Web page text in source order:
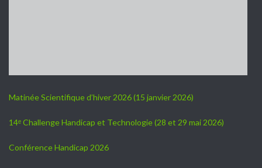
Matinée Scientifique d’hiver 2026 (15 janvier 2026)
14ᵉ Challenge Handicap et Technologie (28 et 29 mai 2026)
Conférence Handicap 2026